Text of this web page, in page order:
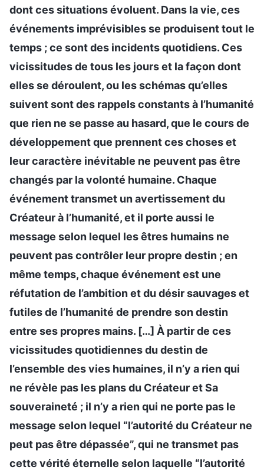
dont ces situations évoluent. Dans la vie, ces
événements imprévisibles se produisent tout le
temps ; ce sont des incidents quotidiens. Ces
vicissitudes de tous les jours et la façon dont
elles se déroulent, ou les schémas qu’elles
suivent sont des rappels constants à l’humanité
que rien ne se passe au hasard, que le cours de
développement que prennent ces choses et
leur caractère inévitable ne peuvent pas être
changés par la volonté humaine. Chaque
événement transmet un avertissement du
Créateur à l’humanité, et il porte aussi le
message selon lequel les êtres humains ne
peuvent pas contrôler leur propre destin ; en
même temps, chaque événement est une
réfutation de l’ambition et du désir sauvages et
futiles de l’humanité de prendre son destin
entre ses propres mains. […] À partir de ces
vicissitudes quotidiennes du destin de
l’ensemble des vies humaines, il n’y a rien qui
ne révèle pas les plans du Créateur et Sa
souveraineté ; il n’y a rien qui ne porte pas le
message selon lequel “l’autorité du Créateur ne
peut pas être dépassée”, qui ne transmet pas
cette vérité éternelle selon laquelle “l’autorité